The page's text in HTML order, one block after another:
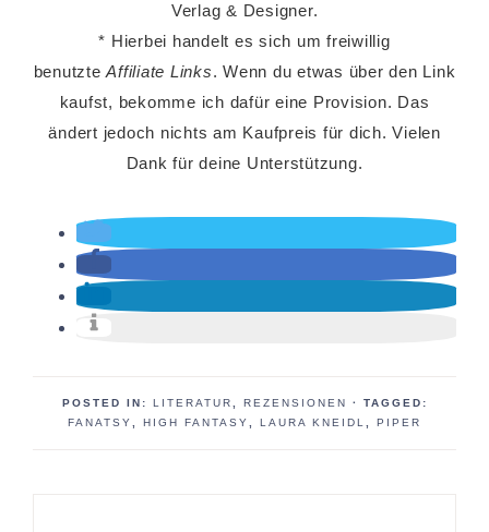
Verlag & Designer.
* Hierbei handelt es sich um freiwillig
benutzteAffiliate Links. Wenn du etwas über den Link
kaufst, bekomme ich dafür eine Provision. Das
ändert jedoch nichts am Kaufpreis für dich. Vielen
Dank für deine Unterstützung.
POSTED IN: LITERATUR REZENSIONEN
· TAGGED:
FANATSY
HIGH FANTASY LAURA KNEIDL PIPER